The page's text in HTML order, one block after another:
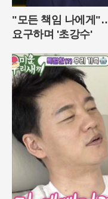
"모든 책임 나에게
요구하며 '초강수'